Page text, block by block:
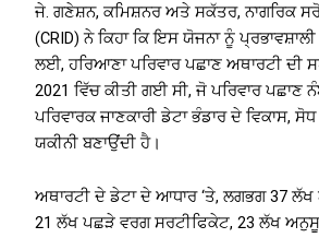
ਜੇ. ਗਣੇਸ਼ਨ, ਕਮਿਸ਼ਨਰ ਅਤੇ ਸਕੱਤਰ, ਨਾਗਰਿਕ
(CRID) ਨੇ ਕਿਹਾ ਕਿ ਇਸ ਯੋਜਨਾ ਨੂੰ
ਲਈ, ਹਰਿਆਣਾ ਪਰਿਵਾਰ ਪਛਾਣ ਅਥਾਰਟੀ ਦੀ
2021 ਵਿੱਚ ਕੀਤੀ ਗਈ ਸੀ, ਜੋ ਪਰਿਵਾਰ ਪਛਾਣ
ਪਰਿਵਾਰਕ ਜਾਣਕਾਰੀ ਡੇਟਾ ਭੰਡਾਰ ਦੇ ਵਿਕਾਸ,
ਯਕੀਨੀ ਬਣਾਉਂਦੀ ਹੈ।
ਅਥਾਰਟੀ ਦੇ ਡੇਟਾ ਦੇ ਆਧਾਰ ‘ਤੇ, ਲਗਭਗ 37
21 ਲੱਖ ਪਛੜੇ ਵਰਗ ਸਰਟੀਫਿਕੇਟ, 23 ਲੱਖ